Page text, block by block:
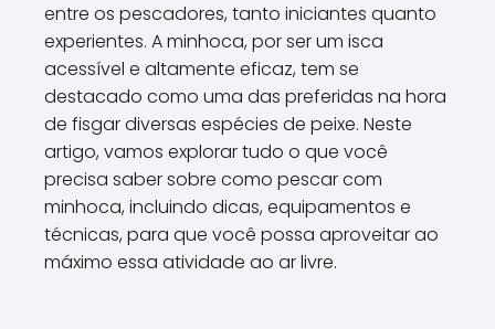
entre os pescadores, tanto iniciantes quanto
experientes. A minhoca, por ser um isca
acessível e altamente eficaz, tem se
destacado como uma das preferidas na hora
de fisgar diversas espécies de peixe. Neste
artigo, vamos explorar tudo o que você
precisa saber sobre como pescar com
minhoca, incluindo dicas, equipamentos e
técnicas, para que você possa aproveitar ao
máximo essa atividade ao ar livre.